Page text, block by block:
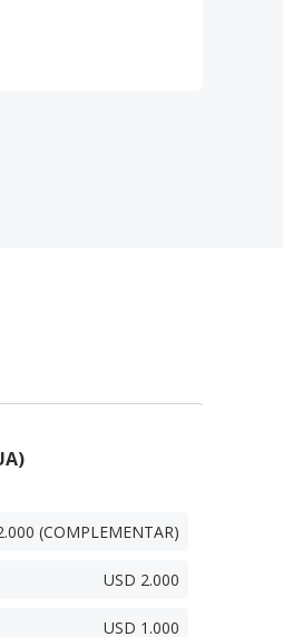
(COMPLEMENTAR)
USD 2.000
USD 1.000